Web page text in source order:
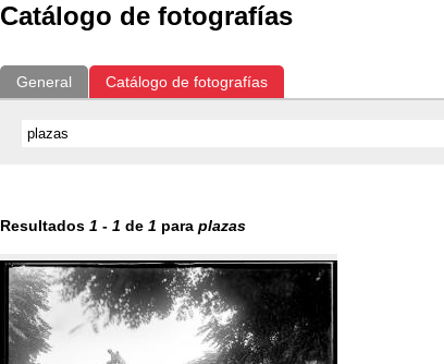
Catálogo de fotografías
General Catálogo de fotografías
Resultados 1 - 1 de 1 para plazas